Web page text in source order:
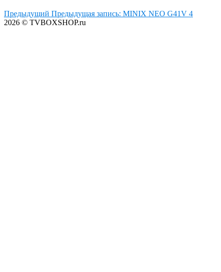
Предыдущий Предыдущая запись: MINIX NEO G41V 4
2026 © TVBOXSHOP.ru